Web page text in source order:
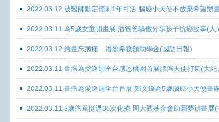
2022.03.12 被醫師斷定僅剩1年可活 腦癌小天使不放棄希望辦
2022.03.11 為5歲女童開畫展 潘爸爸驕傲分享孩子抗癌故事(人
2022.03.12 繪畫忘病痛 潘盈希獲頒助學金(國語日報)
2022.03.11 畫癌為愛巡迴全台感恩桃園首展腦癌天使打氣(大紀
2022.03.11 畫癌為愛巡迴全台首展 鄭文燦為5歲腦癌小天使畫
2022.03.11 5歲癌童挺過30次化療 周大觀基金會助圓夢辦畫展